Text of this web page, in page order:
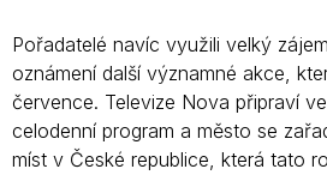
Pořadatelé navíc využili velký
oznámení další významné akce,
července. Televize Nova připraví
celodenní program a město se
míst v České republice, která tato